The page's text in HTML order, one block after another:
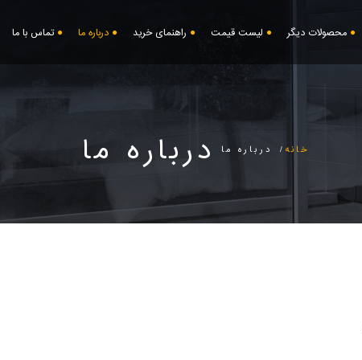
محصولات دیگر لیست قیمت راهنمای خرید درباره ما تماس با ما
درباره ما خانه درباره ما